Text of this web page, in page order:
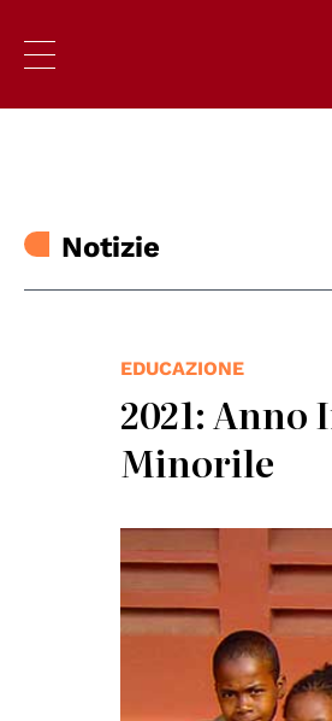
Notizie
EDUCAZIONE
2021:
Minorile